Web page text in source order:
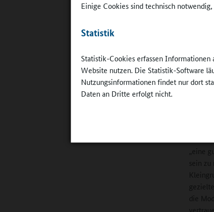
Einige Cookies sind technisch
Statistik
Statistik-Cookies erfassen Informationen
Website nutzen. Die Statistik-Software
Nutzungsinformationen findet nur dort
Daten an Dritte erfolgt nicht.
ein
„eine
sein
die